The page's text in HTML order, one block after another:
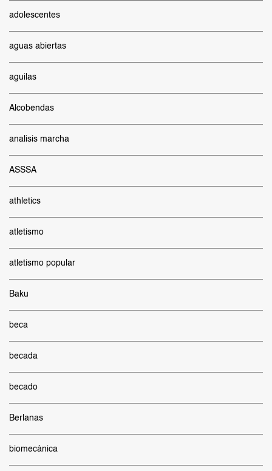
adolescentes
aguas abiertas
aguilas
Alcobendas
analisis marcha
ASSSA
athletics
atletismo
atletismo popular
Baku
beca
becada
becado
Berlanas
biomecánica